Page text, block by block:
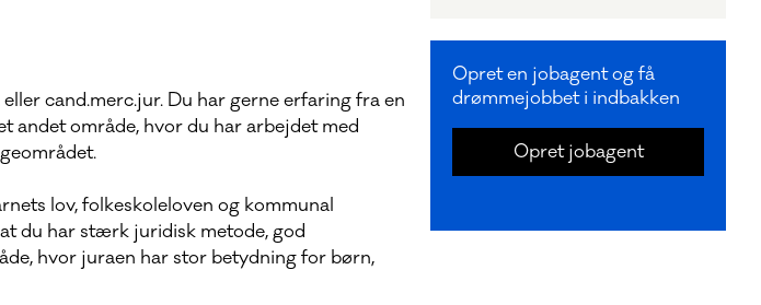
cand.merc.jur. Du har gerne erfaring fra en
andet område, hvor du har arbejdet med
lov, folkeskoleloven og kommunal
du har stærk juridisk metode, god
hvor juraen har stor betydning for børn,
Opret en jobagent og få
drømmejobbet i indbakken
Opret jobagent